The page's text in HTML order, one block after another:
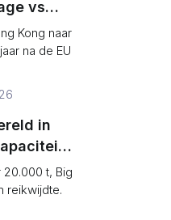
vs
Kong naar
na de EU
in
20.000 t, Big
reikwijdte.